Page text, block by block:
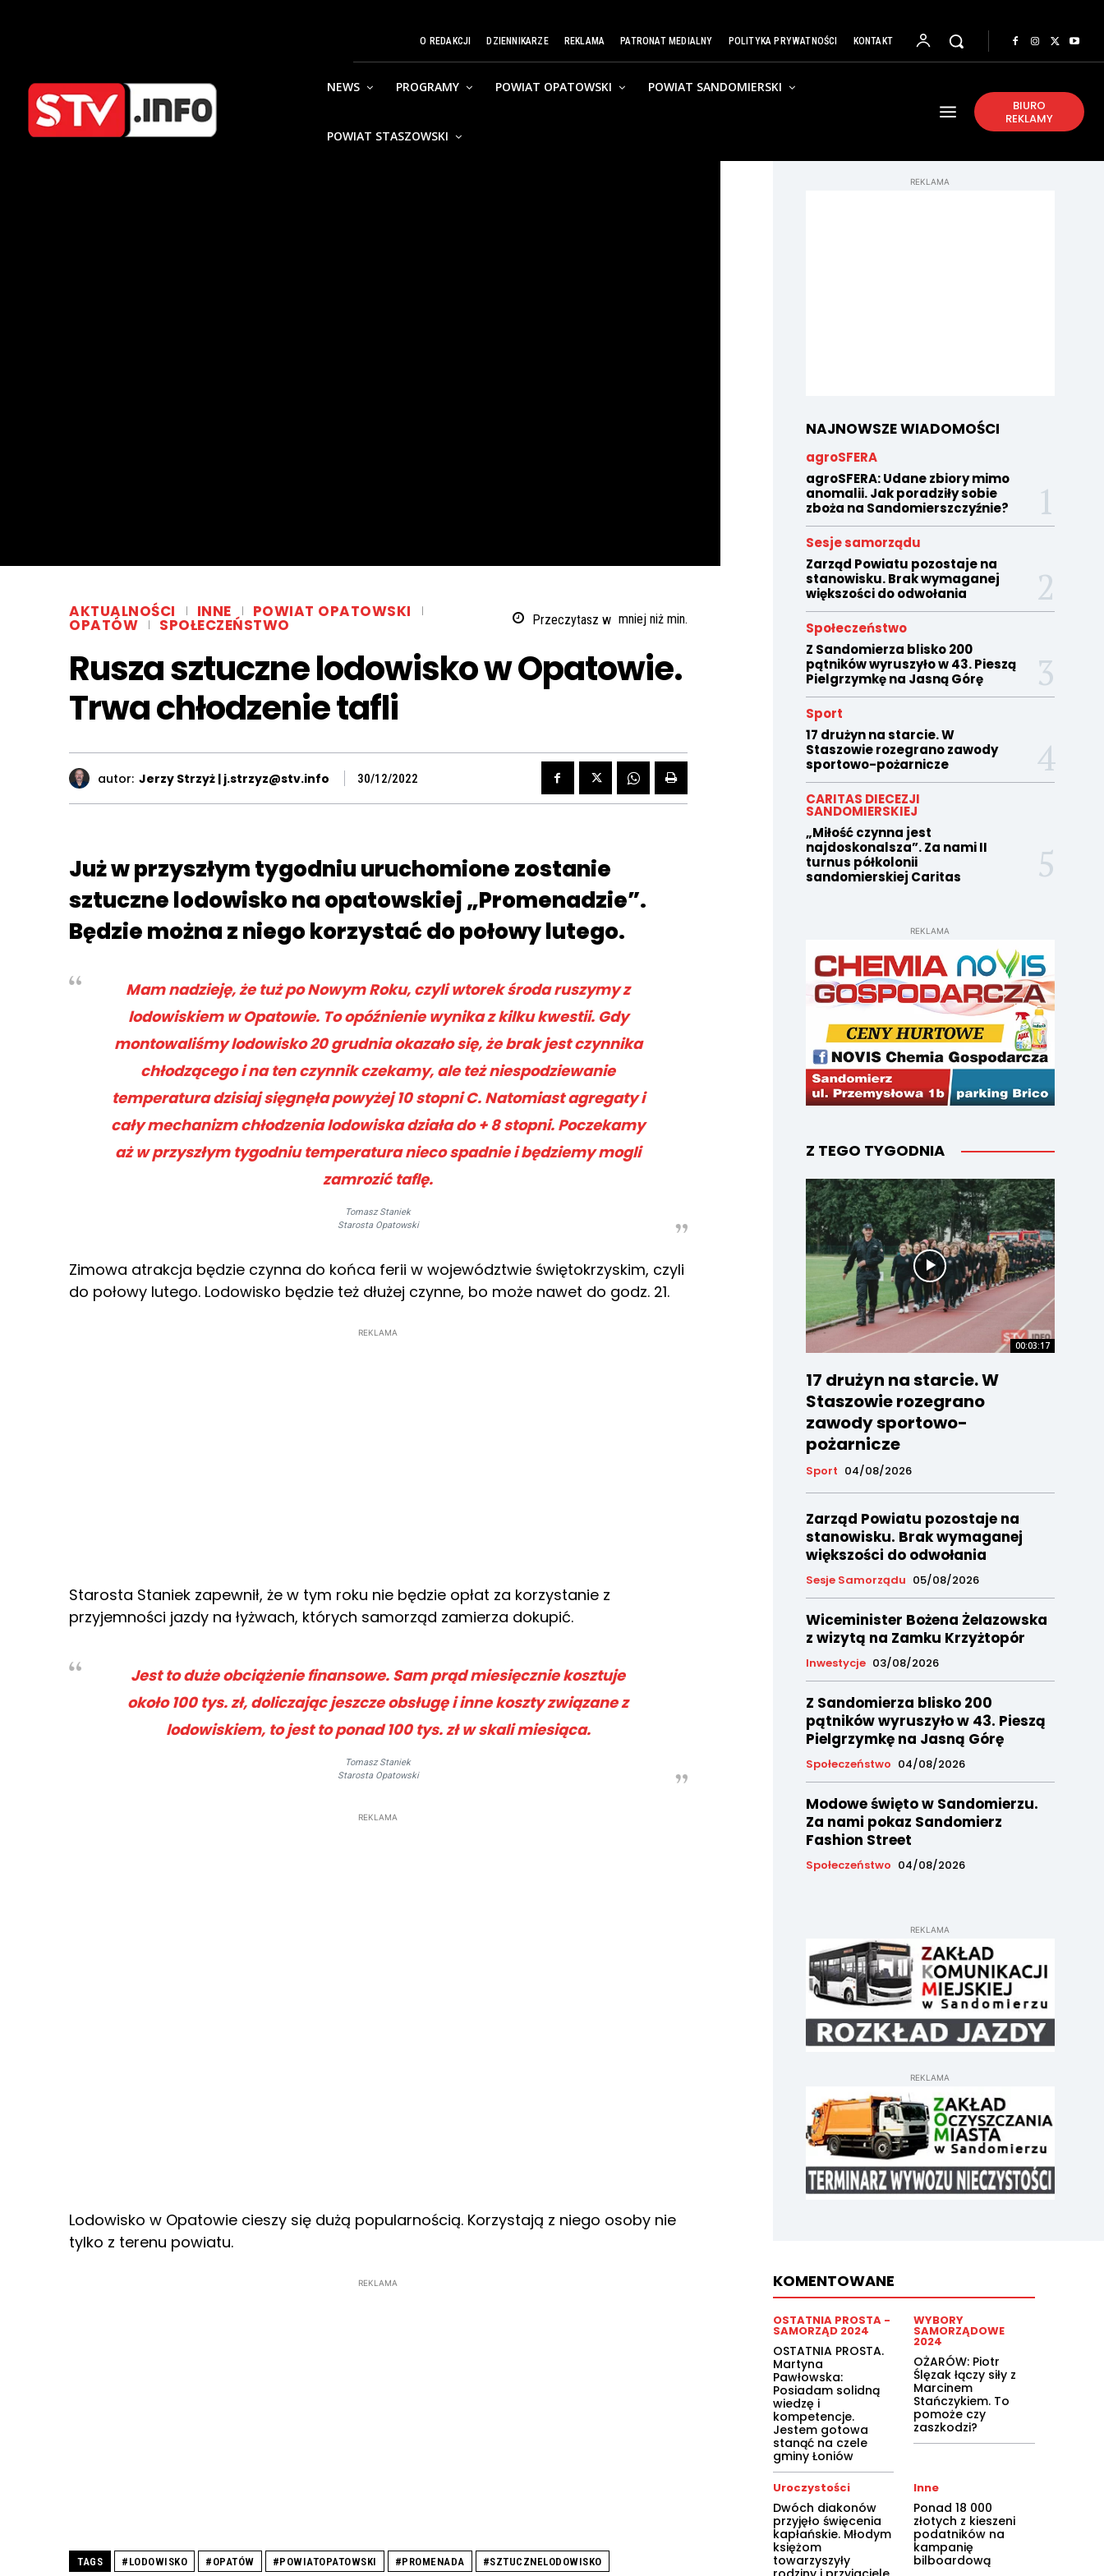
O REDAKCJI DZIENNIKARZE REKLAMA PATRONAT MEDIALNY POLITYKA PRYWATNOŚCI KONTAKT
NEWS PROGRAMY POWIAT OPATOWSKI POWIAT SANDOMIERSKI
POWIAT STASZOWSKI
BIURO
REKLAMY
AKTUALNOŚCI INNE POWIAT OPATOWSKI
OPATÓW SPOŁECZEŃSTWO Przeczytasz w mniej niżmin.
Rusza sztuczne lodowisko w Opatowie.
Trwa chłodzenie tafli
autor: Jerzy Strzyż | j.strzyz@stv.info 30/12/2022
Już w przyszłym tygodniu uruchomione zostanie
sztuczne lodowisko na opatowskiej „Promenadzie”.
Będzie można z niego korzystać do połowy lutego.
Mam nadzieję, że tuż po Nowym Roku, czyli wtorek środa ruszymy z
lodowiskiem w Opatowie. To opóźnienie wynika z kilku kwestii. Gdy
montowaliśmy lodowisko 20 grudnia okazało się, że brak jest czynnika
chłodzącego i na ten czynnik czekamy, ale też niespodziewanie
temperatura dzisiaj sięgnęła powyżej 10 stopni C. Natomiast agregaty i
cały mechanizm chłodzenia lodowiska działa do + 8 stopni. Poczekamy
aż w przyszłym tygodniu temperatura nieco spadnie i będziemy mogli
zamrozić taflę.
Tomasz Staniek
Starosta Opatowski
Zimowa atrakcja będzie czynna do końca ferii w województwie świętokrzyskim, czyli
do połowy lutego. Lodowisko będzie też dłużej czynne, bo może nawet do godz. 21.
REKLAMA
Starosta Staniek zapewnił, że w tym roku nie będzie opłat za korzystanie z
przyjemności jazdy na łyżwach, których samorząd zamierza dokupić.
Jest to duże obciążenie finansowe. Sam prąd miesięcznie kosztuje
około 100 tys. zł, doliczając jeszcze obsługę i inne koszty związane z
lodowiskiem, to jest to ponad 100 tys. zł w skali miesiąca.
Tomasz Staniek
Starosta Opatowski
REKLAMA
Lodowisko w Opatowie cieszy się dużą popularnością. Korzystają z niego osoby nie
tylko z terenu powiatu.
REKLAMA
TAGS #LODOWISKO #OPATÓW #POWIATOPATOWSKI #PROMENADA #SZTUCZNELODOWISKO
REKLAMA
NAJNOWSZE WIADOMOŚCI
agroSFERA
agroSFERA: Udane zbiory mimo
anomalii. Jak poradziły sobie
zboża na Sandomierszczyźnie?
Sesje samorządu
Zarząd Powiatu pozostaje na
stanowisku. Brak wymaganej
większości do odwołania
Społeczeństwo
Z Sandomierza blisko 200
pątników wyruszyło w 43. Pieszą
Pielgrzymkę na Jasną Górę
Sport
17 drużyn na starcie. W
Staszowie rozegrano zawody
sportowo-pożarnicze
CARITAS DIECEZJI
SANDOMIERSKIEJ
„Miłość czynna jest
najdoskonalsza”. Za nami II
turnus półkolonii
sandomierskiej Caritas
REKLAMA
Z TEGO TYGODNIA
00:03:17
17 drużyn na starcie. W
Staszowie rozegrano
zawody sportowo-
pożarnicze
Sport 04/08/2026
Zarząd Powiatu pozostaje na
stanowisku. Brak wymaganej
większości do odwołania
Sesje Samorządu 05/08/2026
Wiceminister Bożena Żelazowska
z wizytą na Zamku Krzyżtopór
Inwestycje 03/08/2026
Z Sandomierza blisko 200
pątników wyruszyło w 43. Pieszą
Pielgrzymkę na Jasną Górę
Społeczeństwo 04/08/2026
Modowe święto w Sandomierzu.
Za nami pokaz Sandomierz
Fashion Street
Społeczeństwo 04/08/2026
REKLAMA
REKLAMA
KOMENTOWANE
OSTATNIA PROSTA -
SAMORZĄD 2024
OSTATNIA PROSTA.
Martyna
Pawłowska:
Posiadam solidną
wiedzę i
kompetencje.
Jestem gotowa
stanąć na czele
gminy Łoniów
WYBORY
SAMORZĄDOWE
2024
OŻARÓW: Piotr
Ślęzak łączy siły z
Marcinem
Stańczykiem. To
pomoże czy
zaszkodzi?
Uroczystości
Dwóch diakonów
przyjęło święcenia
kapłańskie. Młodym
księżom
towarzyszyły
Inne
Ponad 18 000
złotych z kieszeni
podatników na
kampanię
bilboardową